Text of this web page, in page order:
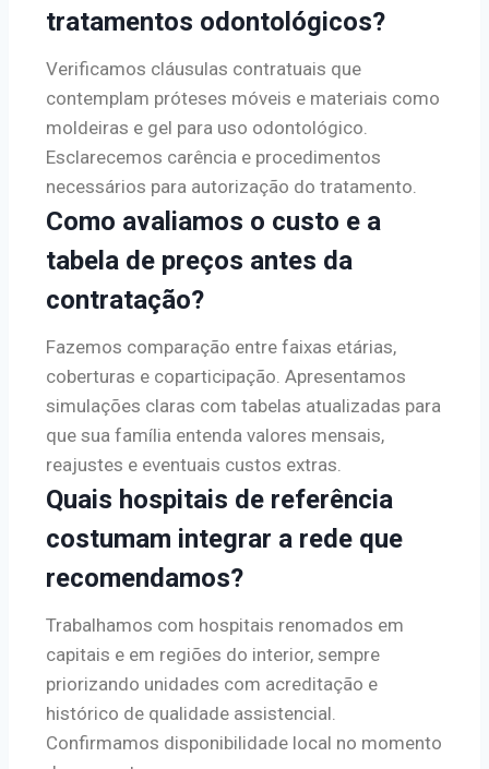
tratamentos odontológicos?
Verificamos cláusulas contratuais que
contemplam próteses móveis e materiais como
moldeiras e gel para uso odontológico.
Esclarecemos carência e procedimentos
necessários para autorização do tratamento.
Como avaliamos o custo e a
tabela de preços antes da
contratação?
Fazemos comparação entre faixas etárias,
coberturas e coparticipação. Apresentamos
simulações claras com tabelas atualizadas para
que sua família entenda valores mensais,
reajustes e eventuais custos extras.
Quais hospitais de referência
costumam integrar a rede que
recomendamos?
Trabalhamos com hospitais renomados em
capitais e em regiões do interior, sempre
priorizando unidades com acreditação e
histórico de qualidade assistencial.
Confirmamos disponibilidade local no momento